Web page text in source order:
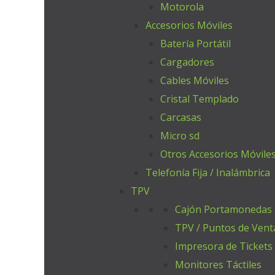
Motorola
Accesorios Móviles
Batería Portátil
Cargadores
Cables Móviles
Cristal Templado
Carcasas
Micro sd
Otros Accesorios
Telefonía Fija / Inalámbrica
TPV
Cajón Portamonedas
TPV / Puntos de
Impresora de Tickets
Monitores Táctiles